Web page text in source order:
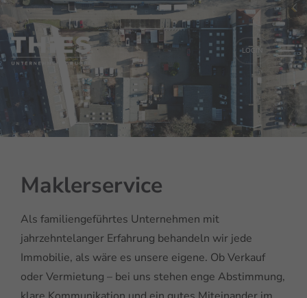
LOGIN
Maklerservice
Als familiengeführtes Unternehmen mit
jahrzehntelanger Erfahrung behandeln wir jede
Immobilie, als wäre es unsere eigene. Ob Verkauf
oder Vermietung – bei uns stehen enge Abstimmung,